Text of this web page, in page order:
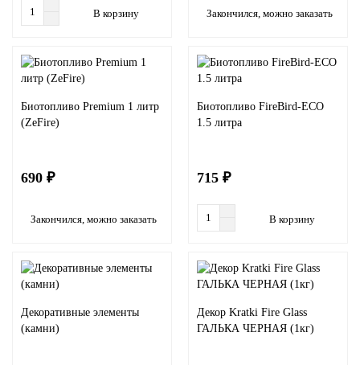
В корзину Закончился, можно заказать
Биотопливо Premium 1 литр
(ZeFire)
690 ₽
Закончился, можно заказать
Биотопливо FireBird-ECO
1.5 литра
715 ₽
В корзину
Декоративные элементы
(камни)
Декор Kratki Fire Glass
ГАЛЬКА ЧЕРНАЯ (1кг)